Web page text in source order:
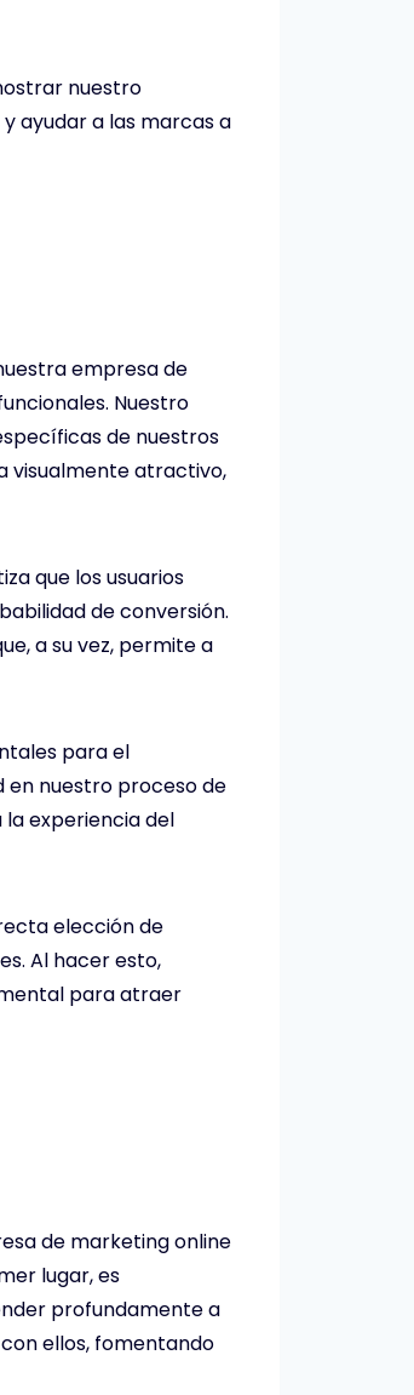
nuestro
ayudar a las marcas a
empresa de
Nuestro
de nuestros
visualmente atractivo,
que los usuarios
de conversión.
a su vez, permite a
para el
en nuestro proceso de
la experiencia del
elección de
Al hacer esto,
para atraer
de marketing online
lugar, es
profundamente a
ellos, fomentando